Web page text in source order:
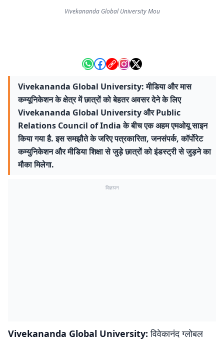
Vivekananda Global University Mou
Vivekananda Global University: मीडिया और मास
कम्यूनिकेशन के क्षेत्र में छात्रों को बेहतर अवसर देने के लिए
Vivekananda Global University और Public
Relations Council of India के बीच एक अहम एमओयू साइन
किया गया है. इस समझौते के जरिए पत्रकारिता, जनसंपर्क, कॉर्पोरेट
कम्युनिकेशन और मीडिया शिक्षा से जुड़े छात्रों को इंडस्ट्री से जुड़ने का
मौका मिलेगा.
विज्ञापन
Vivekananda Global University:विवेकानंद ग्लोबल